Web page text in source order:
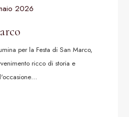
2026
per la Festa di San Marco,
ricco di storia e